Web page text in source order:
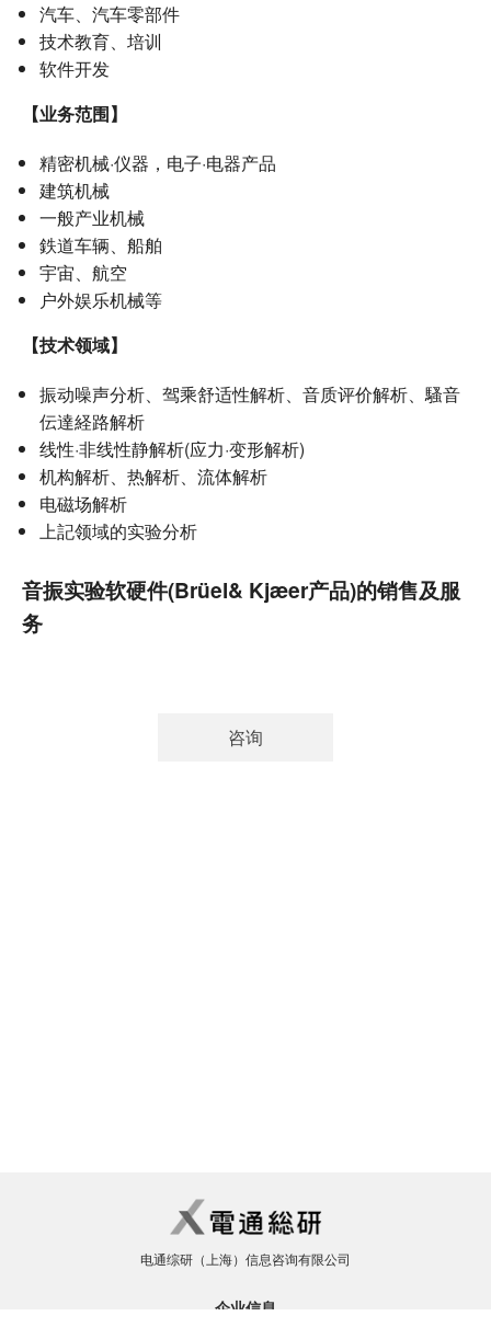
汽车、汽车零部件
技术教育、培训
软件开发
【业务范围】
精密机械·仪器，电子·电器产品
建筑机械
一般产业机械
鉄道车辆、船舶
宇宙、航空
户外娱乐机械等
【技术领域】
振动噪声分析、驾乘舒适性解析、音质评价解析、騷音
伝達経路解析
线性·非线性静解析(应力·变形解析)
机构解析、热解析、流体解析
电磁场解析
上記领域的实验分析
音振实验软硬件(Brüel& Kjæer产品)的销售及服
务
咨询
电通综研（上海）信息咨询有限公司
企业信息